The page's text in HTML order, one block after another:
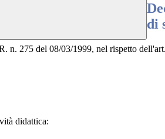
di
n. 275 del 08/03/1999, nel rispetto
didattica: